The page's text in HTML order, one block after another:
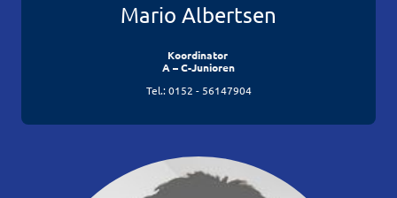
Mario Albertsen
Koordinator
A – C-Junioren
Tel.: 0152 - 56147904